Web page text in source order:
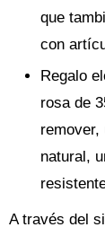
que
con
Regalo
rosa de
remover,
natural,
A través del